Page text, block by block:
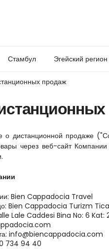
Стамбул Эгейский регион
продаж
о дистанционной продаже
через веб-сайт
Bien Cappadocia Travel
Bien Cappadocia Turizm
Lale Caddesi Bina No: 6
info@biencappadocia.com
734 94 40